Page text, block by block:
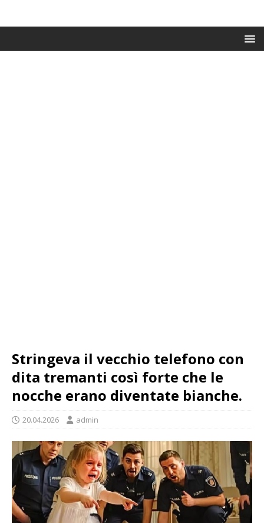
Stringeva il vecchio telefono con
dita tremanti così forte che le
nocche erano diventate bianche.
20.04.2026 admin